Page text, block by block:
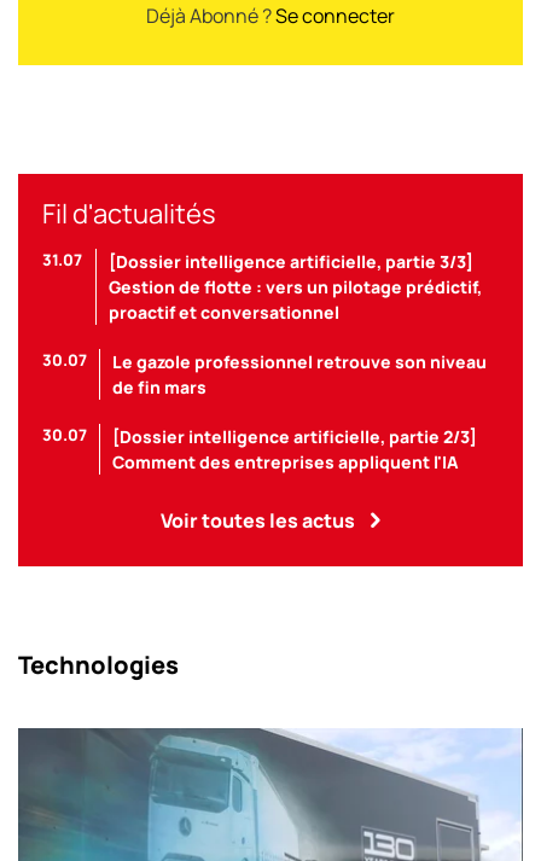
Déjà Abonné ?Se connecter
Fil d'actualités
31.07
[Dossier intelligence artificielle, partie 3/3]
Gestion de flotte : vers un pilotage prédictif,
proactif et conversationnel
30.07
Le gazole professionnel retrouve son niveau
de fin mars
30.07
[Dossier intelligence artificielle, partie 2/3]
Comment des entreprises appliquent l'IA
Voir toutes les actus
Technologies